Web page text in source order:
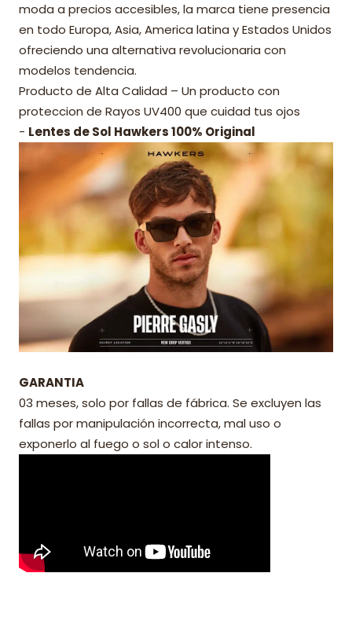
moda a precios accesibles, la marca tiene presencia
en todo Europa, Asia, America latina y Estados Unidos
ofreciendo una alternativa revolucionaria con
modelos tendencia.
Producto de Alta Calidad – Un producto con
proteccion de Rayos UV400 que cuidad tus ojos
- Lentes de Sol Hawkers 100% Original
GARANTIA
03 meses, solo por fallas de fábrica. Se excluyen las
fallas por manipulación incorrecta, mal uso o
exponerlo al fuego o sol o calor intenso.